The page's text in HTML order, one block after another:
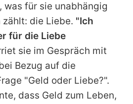
runterladen
Team
Richtlinien
für sie unabhängig
die Liebe. "Ich
für die Liebe
sie im Gespräch mit
Bezug auf die
"Geld oder Liebe?".
dass Geld zum Leben,